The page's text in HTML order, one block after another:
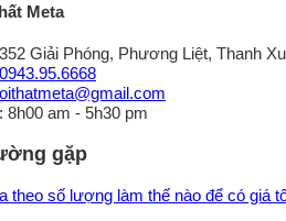
Meta
Giải Phóng, Phương Liệt, Thanh
0943.95.6668
8h00 am - 5h30 pm
gặp
theo số lượng làm thế nào để có giá